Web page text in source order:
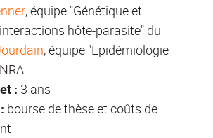
, équipe "Génétique et
hôte-parasite" du
, équipe "Epidémiologie
: 3 ans
: bourse de thèse et coûts de